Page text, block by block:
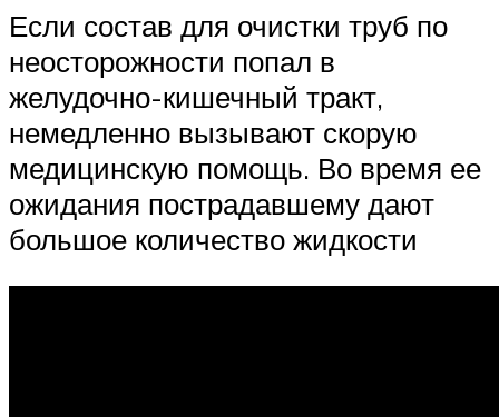
Если состав для очистки труб по
неосторожности попал в
желудочно-кишечный тракт,
немедленно вызывают скорую
медицинскую помощь. Во время ее
ожидания пострадавшему дают
большое количество жидкости